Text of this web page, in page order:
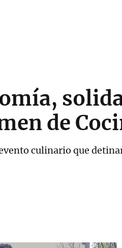
de
culinario que